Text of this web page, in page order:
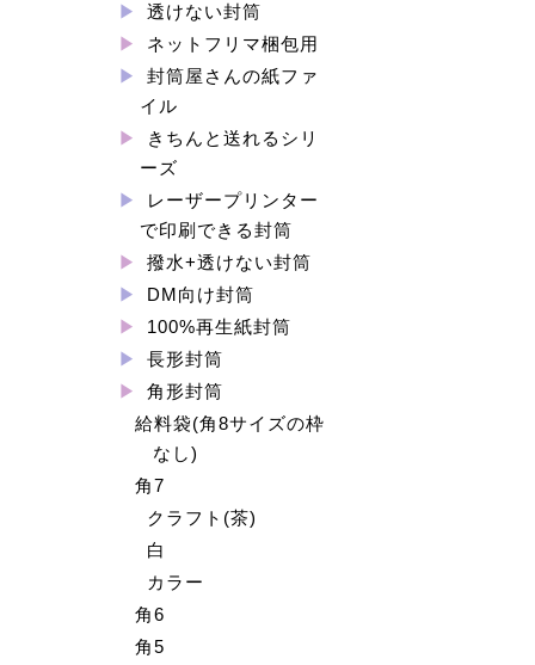
透けない封筒
ネットフリマ梱包用
封筒屋さんの紙ファ
イル
きちんと送れるシリ
ーズ
レーザープリンター
で印刷できる封筒
撥水+透けない封筒
DM向け封筒
100%再生紙封筒
長形封筒
角形封筒
給料袋(角8サイズの枠
なし)
角7
クラフト(茶)
白
カラー
角6
角5